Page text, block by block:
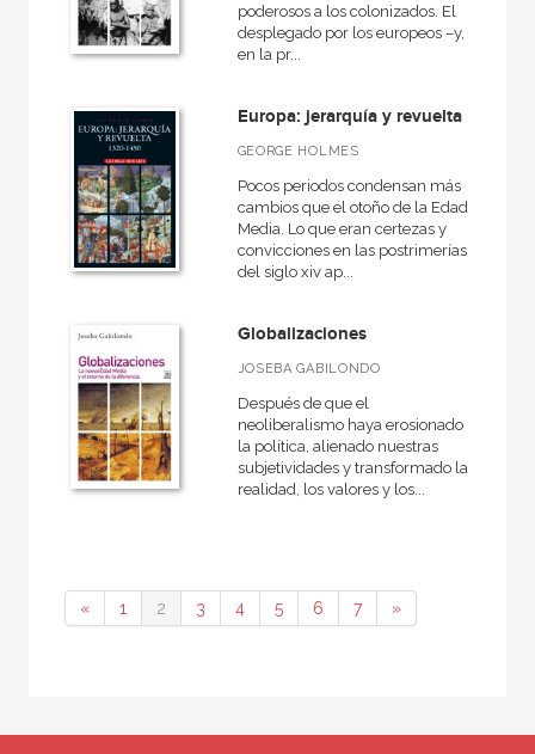
poderosos a los colonizados. El
desplegado por los europeos –y,
en la pr...
Europa: jerarquía y revuelta
GEORGE HOLMES
Pocos periodos condensan más
cambios que el otoño de la Edad
Media. Lo que eran certezas y
convicciones en las postrimerías
del siglo xiv ap...
Globalizaciones
JOSEBA GABILONDO
Después de que el
neoliberalismo haya erosionado
la política, alienado nuestras
subjetividades y transformado la
realidad, los valores y los...
« 1 2 3 4 5 6 7 »